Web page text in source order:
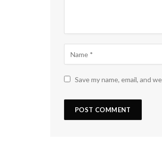
Save my name, email, and